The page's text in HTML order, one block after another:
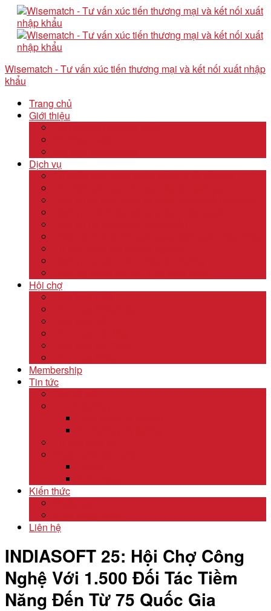
Wisematch - Tư vấn xúc tiến thương mại và kết nối xuất nhập
khẩu
Trang chủ
Giới thiệu
Dịch vụ
Hội chợ
Membership
Tin tức
Kiến thức
Liên hệ
INDIASOFT 25: Hội Chợ Công
Nghệ Với 1.500 Đối Tác Tiềm
Năng Đến Từ 75 Quốc Gia